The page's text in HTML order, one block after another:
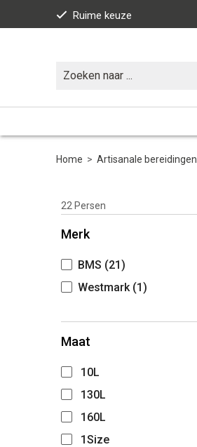
Ruime keuze
Home > Artisanale bereidingen
22 Persen
Merk
BMS (21)
Westmark (1)
Maat
10L
130L
160L
1Size